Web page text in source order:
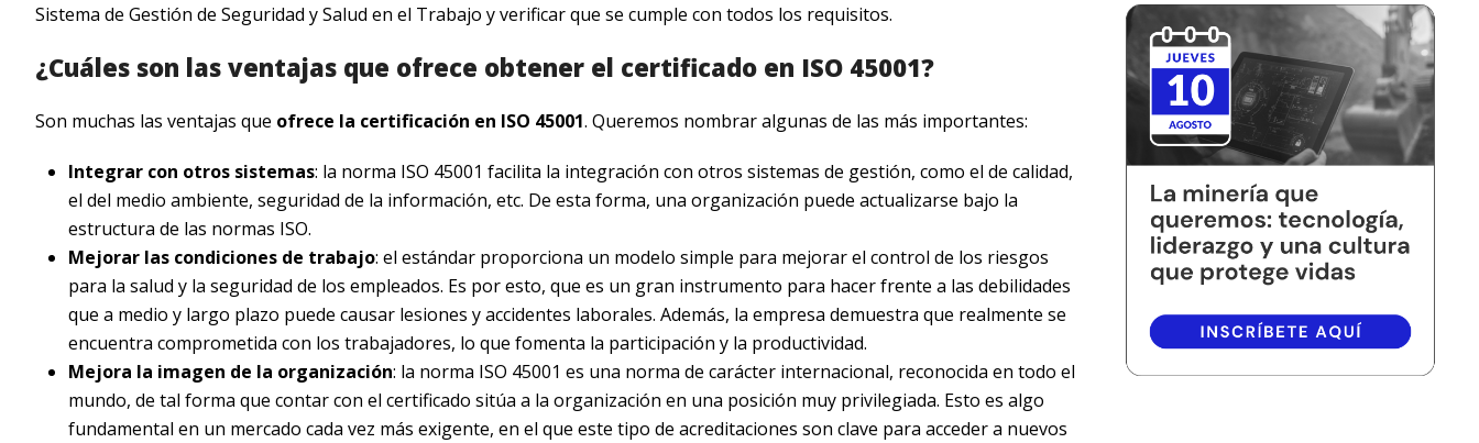
Sistema de Gestión de Seguridad y Salud en el Trabajo y verificar que se cumple con todos los requisitos.
¿Cuáles son las ventajas que ofrece obtener el certificado en ISO 45001?
Son muchas las ventajas que ofrece la certificación en ISO 45001. Queremos nombrar algunas de las más importantes:
Integrar con otros sistemas: la norma ISO 45001 facilita la integración con otros sistemas de gestión, como el de calidad,
el del medio ambiente, seguridad de la información, etc. De esta forma, una organización puede actualizarse bajo la
estructura de las normas ISO.
Mejorar las condiciones de trabajo: el estándar proporciona un modelo simple para mejorar el control de los riesgos
para la salud y la seguridad de los empleados. Es por esto, que es un gran instrumento para hacer frente a las debilidades
que a medio y largo plazo puede causar lesiones y accidentes laborales. Además, la empresa demuestra que realmente se
encuentra comprometida con los trabajadores, lo que fomenta la participación y la productividad.
Mejora la imagen de la organización: la norma ISO 45001 es una norma de carácter internacional, reconocida en todo el
mundo, de tal forma que contar con el certificado sitúa a la organización en una posición muy privilegiada. Esto es algo
fundamental en un mercado cada vez más exigente, en el que este tipo de acreditaciones son clave para acceder a nuevos